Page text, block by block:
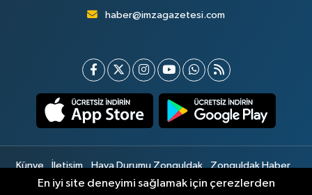
haber@imzagazetesi.com
Künye İletişim Hava Durumu Zonguldak
Zonguldak Haber
Gizlilik Sözleşmesi
Hizmet Şartları Sitemap
En iyi site deneyimi sağlamak için çerezlerden